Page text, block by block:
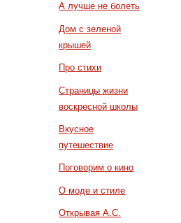
А лучше не болеть
Дом с зеленой
крышей
Про стихи
Страницы жизни
воскресной школы
Вкусное
путешествие
Поговорим о кино
О моде и стиле
Открывая А.С.